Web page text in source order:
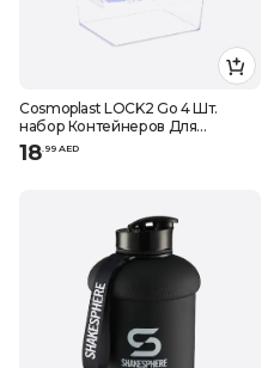
Cosmoplast LOCK2 Go 4 Шт.
набор Контейнеров Для
Хранения продуктов С
КРЫШКАМИ 300, 600, 900, 1200
18 99 AED